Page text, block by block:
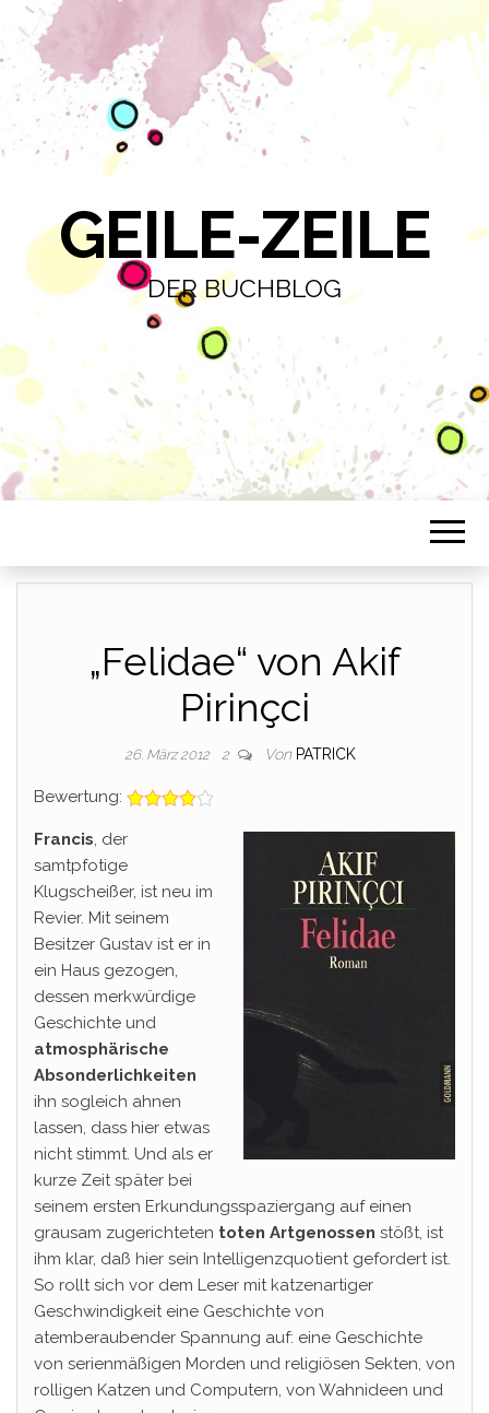
GEILE-ZEILE
DER BUCHBLOG
„Felidae“ von Akif
Pirinçci
26. März 2012 2 Von PATRICK
Bewertung:
Francis, der
samtpfotige
Klugscheißer, ist neu im
Revier. Mit seinem
Besitzer Gustav ist er in
ein Haus gezogen,
dessen merkwürdige
Geschichte und
atmosphärische
Absonderlichkeiten
ihn sogleich ahnen
lassen, dass hier etwas
nicht stimmt. Und als er
kurze Zeit später bei
seinem ersten Erkundungsspaziergang auf einen
grausam zugerichteten toten Artgenossen stößt, ist
ihm klar, daß hier sein Intelligenzquotient gefordert ist.
So rollt sich vor dem Leser mit katzenartiger
Geschwindigkeit eine Geschichte von
atemberaubender Spannung auf: eine Geschichte
von serienmäßigen Morden und religiösen Sekten, von
rolligen Katzen und Computern, von Wahnideen und